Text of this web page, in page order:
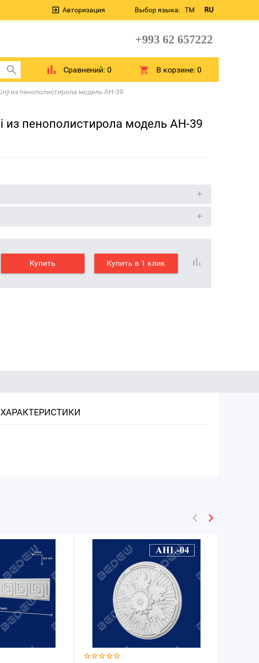
Выбор языка: TM RU
Авторизация
+993 62 657222
Сравнений: 0 В корзине:0
из пенополистирола модель AH-39
пенополистирола модель AH-39
Купить Купить в 1 клик